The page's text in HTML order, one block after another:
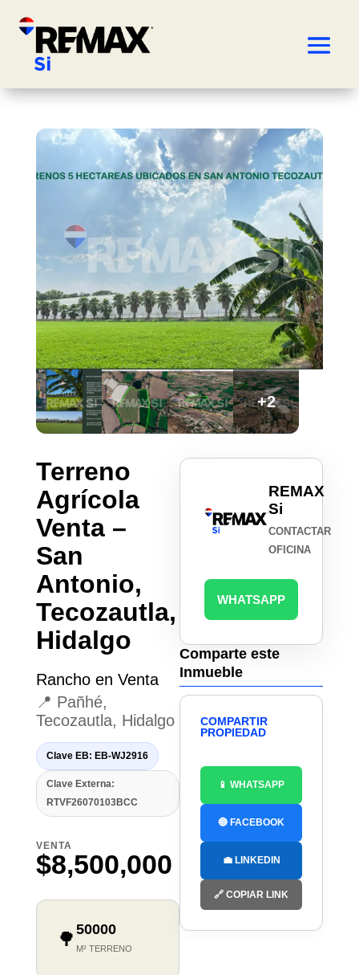
+2
Terreno
Agrícola
Venta –
San
Antonio,
Tecozautla,
Hidalgo
Rancho en Venta
📍 Pañhé,
Tecozautla, Hidalgo
Clave EB: EB-WJ2916
Clave Externa:
RTVF26070103BCC
VENTA
$8,500,000
🌳 50000
M² TERRENO
REMAX
Si
CONTACTAR
OFICINA
WHATSAPP
Comparte este
Inmueble
COMPARTIR
PROPIEDAD
📱 WHATSAPP
🔵 FACEBOOK
💼 LINKEDIN
🔗 COPIAR LINK